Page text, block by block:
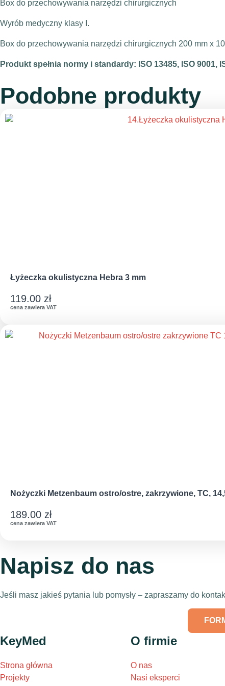
Box do przechowywania narzędzi chirurgicznych
Wyrób medyczny klasy I.
Box do przechowywania narzędzi chirurgicznych 200 mm x
Produkt spełnia normy i standardy: ISO 13485, ISO 9001,
Podobne produkty
Łyżeczka okulistyczna Hebra 3 mm
119.00 zł
cena zawiera VAT
Nożyczki Metzenbaum ostro/ostre, zakrzywione, TC,
189.00 zł
cena zawiera VAT
Napisz do nas
Jeśli masz jakieś pytania lub pomysły – zapraszamy do
KeyMed
Strona główna
Projekty
O firmie
O nas
Nasi eksperci